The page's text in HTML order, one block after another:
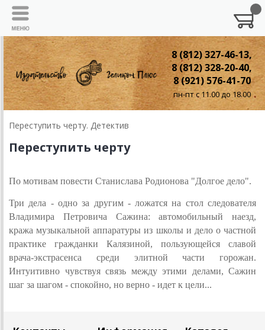
8 (812) 327-46-13,
8 (812) 328-20-40,
8 (921) 576-41-70
пн-пт с 11.00 до 18.00
Переступить черту. Детектив
Переступить черту
По мотивам повести Станислава Родионова "Долгое дело".
Три дела - одно за другим - ложатся на стол следователя
Владимира Петровича Сажина: автомобильный наезд,
кража музыкальной аппаратуры из школы и дело о частной
практике гражданки Калязиной, пользующейся славой
врача-экстрасенса среди элитной части горожан.
Интуитивно чувствуя связь между этими делами, Сажин
шаг за шагом - спокойно, но верно - идет к цели...